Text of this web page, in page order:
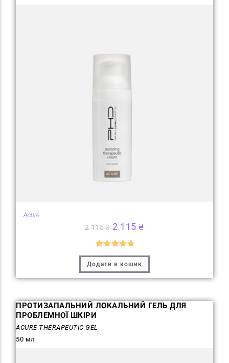
Acure
2 115₴ 2 115₴
Оцінено в
5.00з 5
Додати в кошик
ПРОТИЗАПАЛЬНИЙ ЛОКАЛЬНИЙ ГЕЛЬ ДЛЯ
ПРОБЛЕМНОЇ ШКІРИ
ACURE THERAPEUTIC GEL
50 мл